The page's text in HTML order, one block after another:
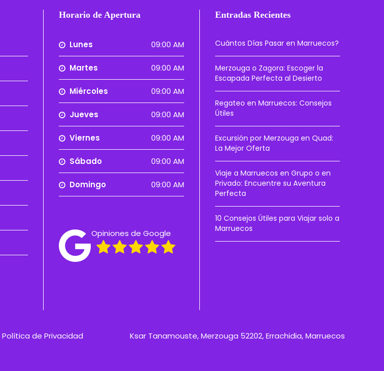
Horario de Apertura
Lunes 09:00 AM
Martes 09:00 AM
Miércoles 09:00 AM
Jueves 09:00 AM
Viernes 09:00 AM
Sábado 09:00 AM
Domingo 09:00 AM
Opiniones de Google
Entradas Recientes
Cuántos Días Pasar en Marruecos?
Merzouga o Zagora: Escoger la
Escapada Perfecta al Desierto
Regateo en Marruecos: Consejos
Útiles
Excursión por Merzouga en Quad:
La Mejor Oferta
Viaje a Marruecos en Grupo o en
Privado: Encuentre su Aventura
Perfecta
10 Consejos Útiles para Viajar solo a
Marruecos
Política de Privacidad Ksar Tanamouste, Merzouga 52202, Errachidia, Marruecos